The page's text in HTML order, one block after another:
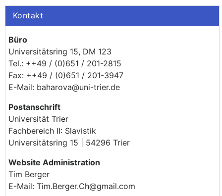
Kontakt
Büro
Universitätsring 15, DM 123
Tel.: ++49 / (0)651 / 201-2815
Fax: ++49 / (0)651 / 201-3947
E-Mail: baharova@uni-trier.de
Postanschrift
Universität Trier
Fachbereich II: Slavistik
Universitätsring 15 | 54296 Trier
Website Administration
Tim Berger
E-Mail: Tim.Berger.Ch@gmail.com